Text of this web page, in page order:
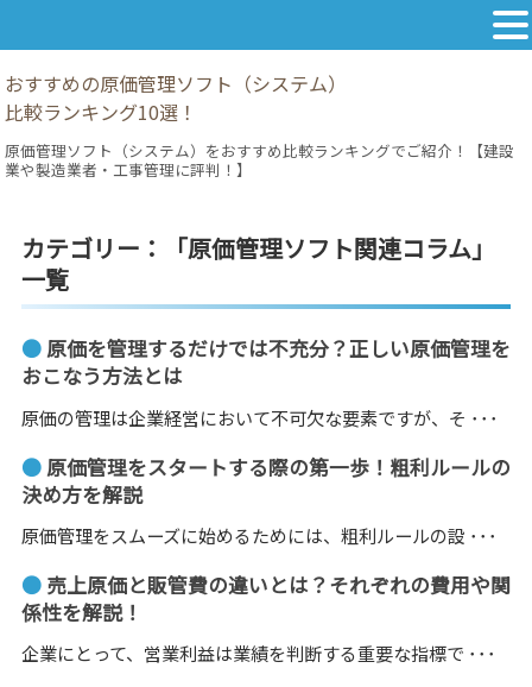
おすすめの原価管理ソフト（システム）
比較ランキング10選！
原価管理ソフト（システム）をおすすめ比較ランキングでご紹介！【建設
業や製造業者・工事管理に評判！】
カテゴリー：「原価管理ソフト関連コラム」
一覧
● 原価を管理するだけでは不充分？正しい原価管理を
おこなう方法とは
原価の管理は企業経営において不可欠な要素ですが、そ ･･･
● 原価管理をスタートする際の第一歩！粗利ルールの
決め方を解説
原価管理をスムーズに始めるためには、粗利ルールの設 ･･･
● 売上原価と販管費の違いとは？それぞれの費用や関
係性を解説！
企業にとって、営業利益は業績を判断する重要な指標で ･･･